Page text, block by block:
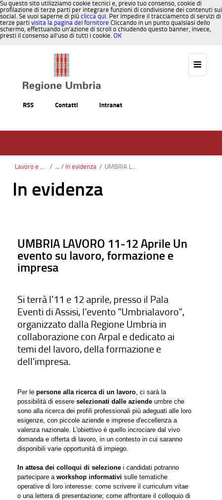
Su questo sito utilizziamo cookie tecnici e, previo tuo consenso, cookie di
profilazione di terze parti per integrare funzioni di condivisione dei contenuti sui
social. Se vuoi saperne di più clicca qui. Per impedire il tracciamento di servizi di
terze parti visita la pagina del fornitore Cliccando in un punto qualsiasi dello
schermo, effettuando un’azione di scroll o chiudendo questo banner, invece,
presti il consenso all’uso di tutti i cookie. OK
RSS Contatti Intranet
Lavoro e Formazione / In evidenza / UMBRIA LAVORO 11-12 Aprile Un evento su lavoro, formazione e impresa
In evidenza
UMBRIA LAVORO 11-12 Aprile Un
evento su lavoro, formazione e
impresa
Si terrà l'11 e 12 aprile, presso il Pala
Eventi di Assisi, l'evento "Umbrialavoro",
organizzato dalla Regione Umbria in
collaborazione con Arpal e dedicato ai
temi del lavoro, della formazione e
dell'impresa.
Per le persone alla ricerca di un lavoro , ci sarà la
possibilità di essere selezionati dalle aziende umbre che
sono alla ricerca dei profili professionali più adeguati alle loro
esigenze, con piccole aziende e imprese d'eccellenza a
valenza nazionale. L'obiettivo è quello incrociare dal vivo
domanda e offerta di lavoro, in un contesto in cui saranno
disponibili varie opportunità di impiego.
In attesa dei colloqui di selezione i candidati potranno
partecipare a workshop informativi sulle tematiche
operative di loro interesse: come scrivere il curriculum vitae
o una lettera di presentazione; come affrontare il colloquio di